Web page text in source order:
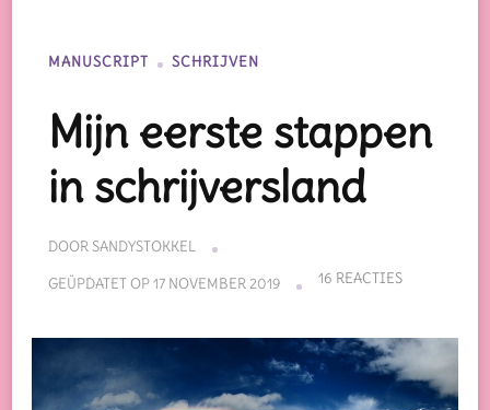
MANUSCRIPT SCHRIJVEN
Mijn eerste stappen
in schrijversland
DOORSANDYSTOKKEL
GEÜPDATET OP17 NOVEMBER 2019 16 REACTIESOP
STAPPEN